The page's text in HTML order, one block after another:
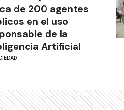
de 200 agentes
en el uso
de la
Artificial